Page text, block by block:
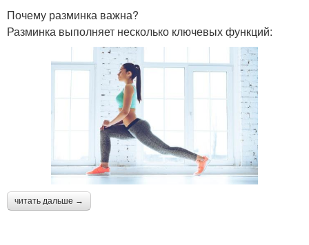
Почему разминка важна?
Разминка выполняет несколько ключевых функций:
читать дальше →